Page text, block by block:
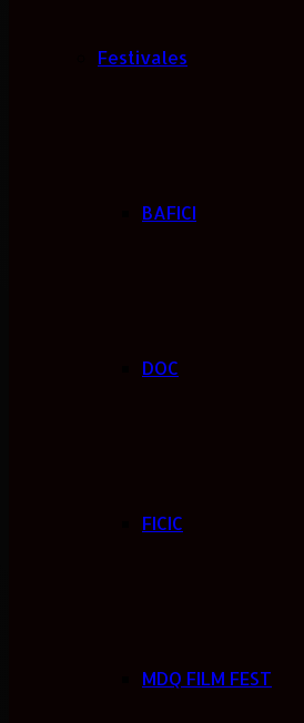
Festivales
BAFICI
DOC
FICIC
MDQ FILM FEST